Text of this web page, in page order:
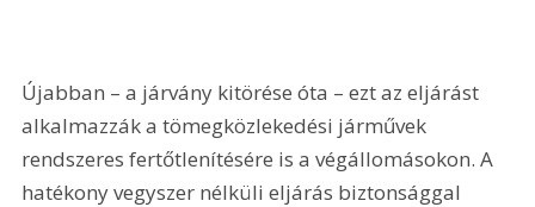
Újabban – a járvány kitörése óta – ezt az eljárást
alkalmazzák a tömegközlekedési járművek
rendszeres fertőtlenítésére is a végállomásokon. A
hatékony vegyszer nélküli eljárás biztonsággal